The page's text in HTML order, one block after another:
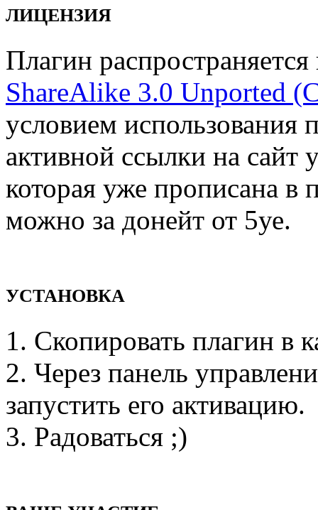
ЛИЦЕНЗИЯ
Плагин
ShareAlike 3.0 Unported
условием использования
активной ссылки на сайт
которая уже прописана в
можно за донейт от 5уе.
УСТАНОВКА
1. Скопировать плагин в
2. Через панель
запустить его активацию.
3. Радоваться ;)